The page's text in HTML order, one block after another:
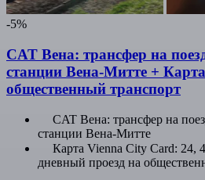
-5%
CAT Вена: трансфер на
станции Вена-Митте +
общественный транспорт
CAT Вена: трансфер на
станции Вена-Митте
Карта Vienna City Card: 24,
дневный проезд на